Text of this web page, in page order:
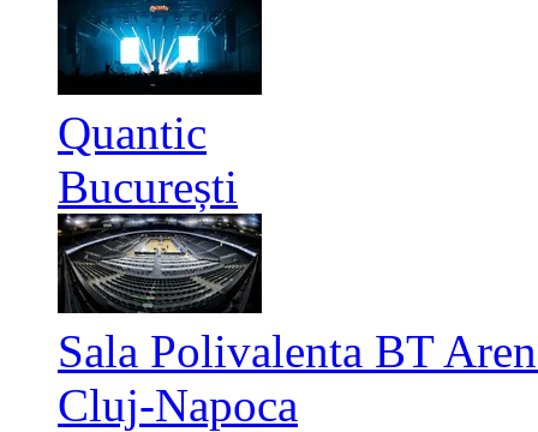
Quantic
București
Sala Polivalenta BT
Cluj-Napoca